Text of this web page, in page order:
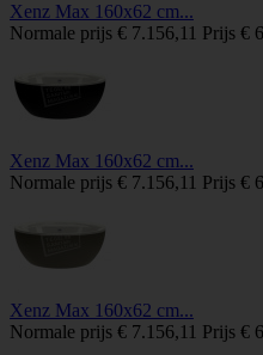
Xenz Max 160x62 cm...
Normale prijs € 7.156,11 Prijs €
Xenz Max 160x62 cm...
Normale prijs € 7.156,11 Prijs €
Xenz Max 160x62 cm...
Normale prijs € 7.156,11 Prijs €